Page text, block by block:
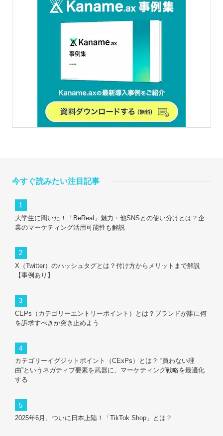
今すぐ読みたい注目記事
大学生に聞いた！「BeReal」魅力・他SNSとの使い分けとは？企
業のマーケティング活用可能性も解説
X（Twitter）のハッシュタグとは？付け方からメリットまで解説
【事例あり】
CEPs（カテゴリーエントリーポイント）とは？ブランドが誰に何
を訴求すべきか突き止めよう
カテゴリーイグジットポイント（CExPs）とは？ “買わない理
由”というネガティブ要素を武器に、マーケティング戦略を最適化
する
2025年6月、ついに日本上陸！「TikTok Shop」とは？